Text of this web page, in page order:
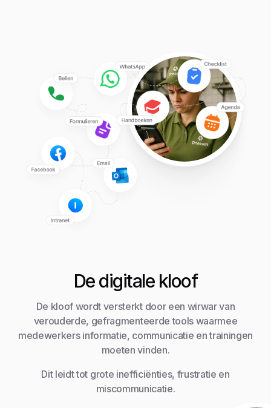
De digitale kloof
De kloof wordt versterkt door een wirwar van
verouderde, gefragmenteerde tools waarmee
medewerkers informatie, communicatie en trainingen
moeten vinden.
Dit leidt tot grote inefficiënties, frustratie en
miscommunicatie.